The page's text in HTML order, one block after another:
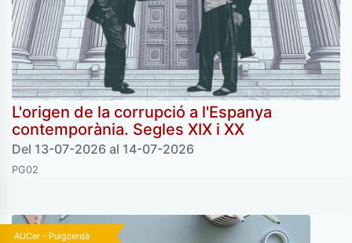
L'origen de la corrupció a l'Espanya
contemporània. Segles XIX i XX
Del 13-07-2026 al 14-07-2026
PG02
AUCer - Puigcerdà